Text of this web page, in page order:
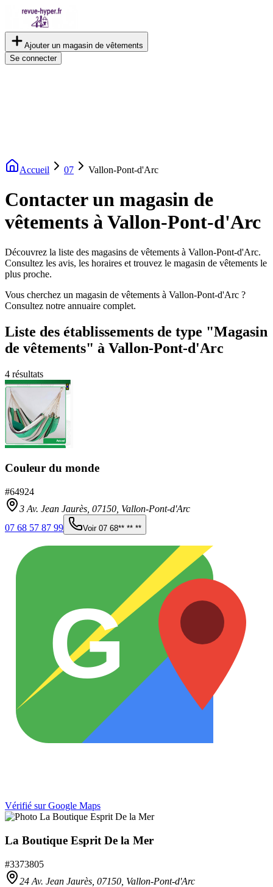
Ajouter un magasin de vêtements
Se connecter
Accueil 07 Vallon-Pont-d'Arc
Contacter un magasin de
vêtements à Vallon-Pont-d'Arc
Découvrez la liste des magasins de vêtements à Vallon-Pont-d'Arc.
Consultez les avis, les horaires et trouvez le magasin de vêtements le
plus proche.
Vous cherchez un magasin de vêtements à Vallon-Pont-d'Arc ?
Consultez notre annuaire complet.
Liste des établissements de type "Magasin
de vêtements" à Vallon-Pont-d'Arc
4 résultats
Couleur du monde
#64924
3 Av. Jean Jaurès, 07150 Vallon-Pont-d'Arc
07 68 57 87 99
Voir 07 68** ** **
G
Vérifié sur Google Maps
La Boutique Esprit De la Mer
#3373805
24 Av. Jean Jaurès, 07150 Vallon-Pont-d'Arc